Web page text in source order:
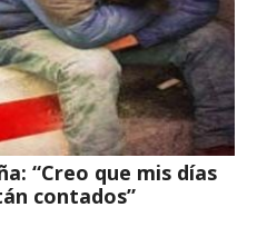
“Creo que mis días
contados”